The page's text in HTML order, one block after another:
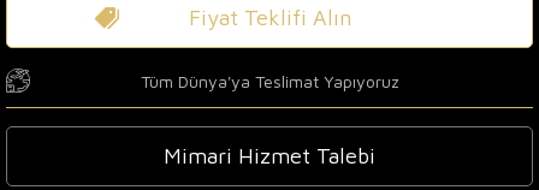
Fiyat Teklifi Alın
Tüm Dünya'ya Teslimat Yapıyoruz
Mimari Hizmet Talebi